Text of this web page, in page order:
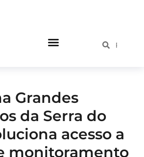
Grandes
da Serra do
acesso a
monitoramento